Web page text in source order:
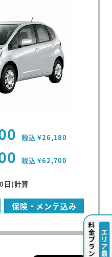
税込 ¥26,180
税込 ¥62,700
日)計算
保険・メンテ込み